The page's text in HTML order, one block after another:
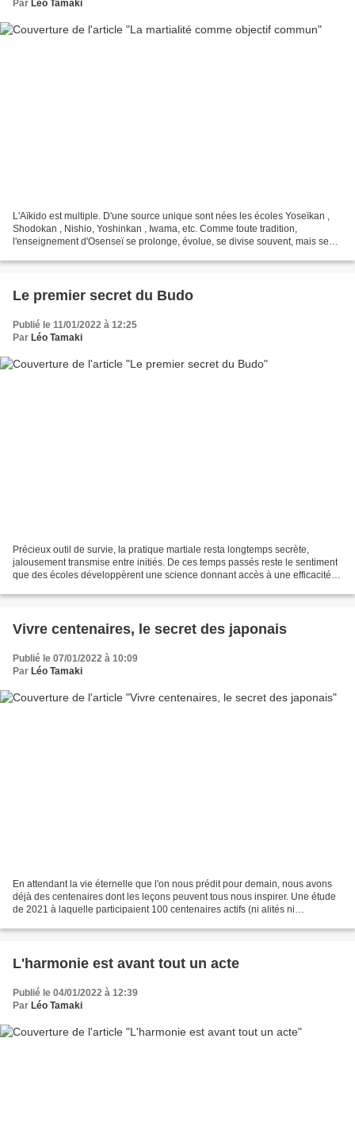
Par Léo Tamaki
L'Aïkido est multiple. D'une source unique sont nées les écoles Yoseïkan ,
Shodokan , Nishio, Yoshinkan , Iwama, etc. Comme toute tradition,
l'enseignement d'Osenseï se prolonge, évolue, se divise souvent, mais se
Le premier secret du Budo
Publié le 11/01/2022 à 12:25
Par Léo Tamaki
Précieux outil de survie, la pratique martiale resta longtemps secrète,
jalousement transmise entre initiés. De ces temps passés reste le sentiment
que des écoles développèrent une science donnant accès à une efficacité
Vivre centenaires, le secret des japonais
Publié le 07/01/2022 à 10:09
Par Léo Tamaki
En attendant la vie éternelle que l'on nous prédit pour demain, nous avons
déjà des centenaires dont les leçons peuvent tous nous inspirer. Une étude
de 2021 à laquelle participaient 100 centenaires actifs (ni alités ni
L'harmonie est avant tout un acte
Publié le 04/01/2022 à 12:39
Par Léo Tamaki